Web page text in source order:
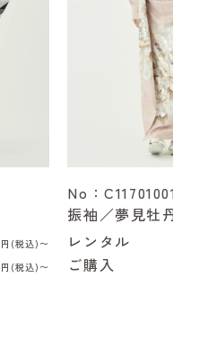
円(税込)〜
円(税込)〜
No：
振袖／夢見牡丹／
レンタル
ご購入